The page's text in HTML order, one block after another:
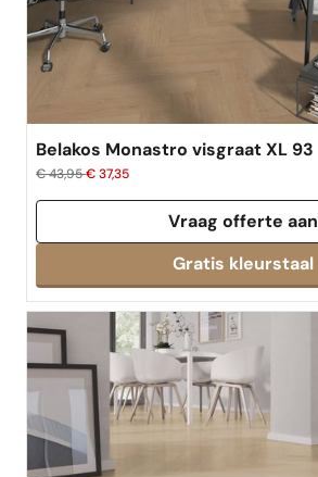
Belakos Monastro visgraat XL 93
€ 43,95€ 37,35
Vraag offerte aan